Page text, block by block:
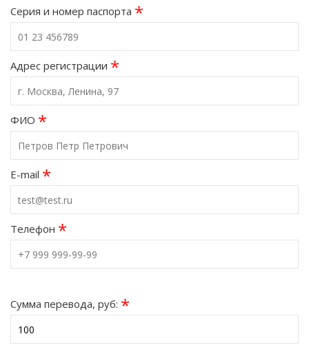
Серия и номер паспорта *
Адрес регистрации *
ФИО *
E-mail *
Телефон *
Сумма перевода, руб: *